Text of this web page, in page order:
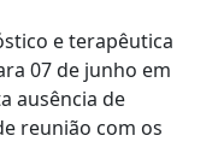
e terapêutica
07 de junho em
ausência de
reunião com os